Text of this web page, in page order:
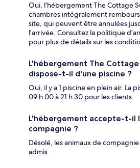
Oui, l'hébergement The Cottage
chambres intégralement
site, qui peuvent être annulées
l'arrivée. Consultez la politique
pour plus de détails sur les
L'hébergement The Cottage
dispose-t-il d'une piscine ?
Oui, il y a 1 piscine en plein air. La
09 h 00 à 21 h 30 pour les clients.
L'hébergement accepte-t-il
compagnie ?
Désolé, les animaux de
admis.